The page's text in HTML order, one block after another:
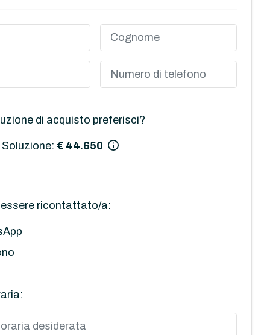
di acquisto preferisci?
€ 44.650
ricontattato/a: